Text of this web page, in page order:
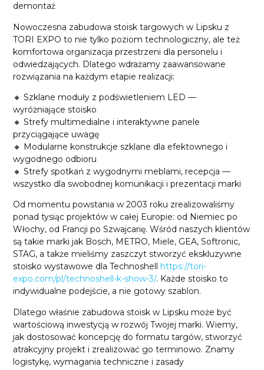
demontaż
Nowoczesna zabudowa stoisk targowych w Lipsku z
TORI EXPO to nie tylko poziom technologiczny, ale też
komfortowa organizacja przestrzeni dla personelu i
odwiedzających. Dlatego wdrażamy zaawansowane
rozwiązania na każdym etapie realizacji:
🔸 Szklane moduły z podświetleniem LED —
wyróżniające stoisko
🔸 Strefy multimedialne i interaktywne panele
przyciągające uwagę
🔸 Modularne konstrukcje szklane dla efektownego i
wygodnego odbioru
🔸 Strefy spotkań z wygodnymi meblami, recepcja —
wszystko dla swobodnej komunikacji i prezentacji marki
Od momentu powstania w 2003 roku zrealizowaliśmy
ponad tysiąc projektów w całej Europie: od Niemiec po
Włochy, od Francji po Szwajcarię. Wśród naszych klientów
są takie marki jak Bosch, METRO, Miele, GEA, Softronic,
STAG, a także mieliśmy zaszczyt stworzyć ekskluzywne
stoisko wystawowe dla Technoshell https://tori-
expo.com/pl/technoshell-k-show-3/. Każde stoisko to
indywidualne podejście, a nie gotowy szablon.
Dlatego właśnie zabudowa stoisk w Lipsku może być
wartościową inwestycją w rozwój Twojej marki. Wiemy,
jak dostosować koncepcję do formatu targów, stworzyć
atrakcyjny projekt i zrealizować go terminowo. Znamy
logistykę, wymagania techniczne i zasady